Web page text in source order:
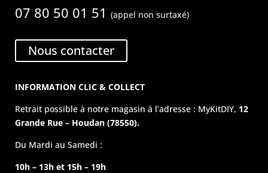
07 80 50 01 51(appel non surtaxé)
Nous contacter
INFORMATION CLIC & COLLECT
Retrait possible à notre magasin à l’adresse : MyKitDIY, 12
Grande Rue – Houdan (78550).
Du Mardi au Samedi :
10h – 13h et 15h – 19h